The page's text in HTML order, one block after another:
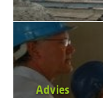
Advies